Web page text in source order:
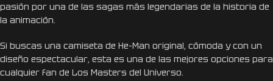
pasión por una de las sagas más legendarias de la historia de
la animación.
Si buscas una camiseta de He-Man original, cómoda y con un
diseño espectacular, esta es una de las mejores opciones para
cualquier fan de Los Masters del Universo.